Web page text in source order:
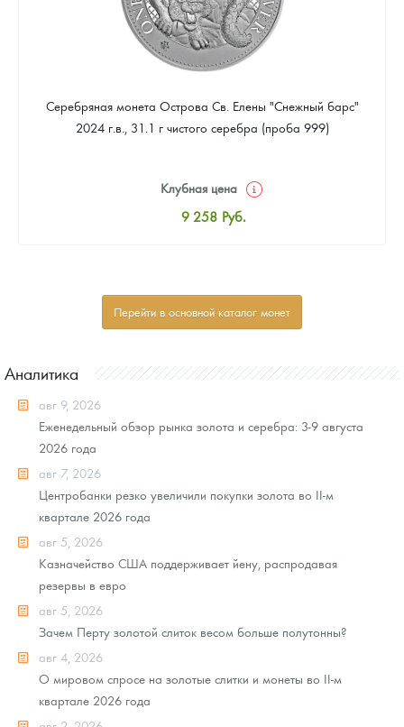
Серебряная монета Острова Св. Елены "Снежный барс"
2024 г.в., 31.1 г чистого серебра (проба 999)
Клубная цена
9 258 Руб.
Звоните
Перейти в основной каталог монет
Аналитика
авг 9, 2026
Еженедельный обзор рынка золота и серебра: 3-9 августа
2026 года
авг 7, 2026
Центробанки резко увеличили покупки золота во II-м
квартале 2026 года
авг 5, 2026
Казначейство США поддерживает йену, распродавая
резервы в евро
авг 5, 2026
Зачем Перту золотой слиток весом больше полутонны?
авг 4, 2026
О мировом спросе на золотые слитки и монеты во II-м
квартале 2026 года